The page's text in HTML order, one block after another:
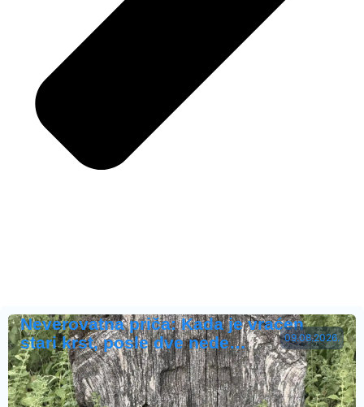
09.08.2026.
Neverovatna priča: Kada je vraćen
stari krst, posle dve nede…